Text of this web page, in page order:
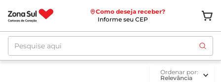
Como deseja receber?
Informe seu CEP
Pesquise aqui
ordenar por
Relevância